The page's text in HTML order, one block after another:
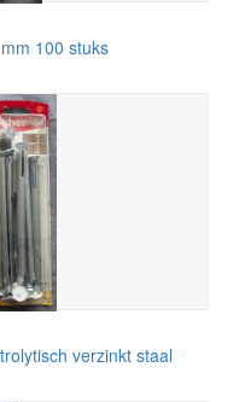
100 stuks
verzinkt staal